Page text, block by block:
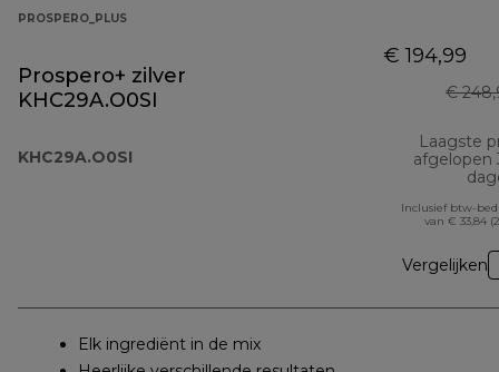
PROSPERO_PLUS
Prospero+ zilver
KHC29A.O0SI
KHC29A.O0SI
€ 194,99
€
Laagste
afgelopen
Inclusief btw-
van € 33,84
Vergelijken
Elk ingrediënt in de mix